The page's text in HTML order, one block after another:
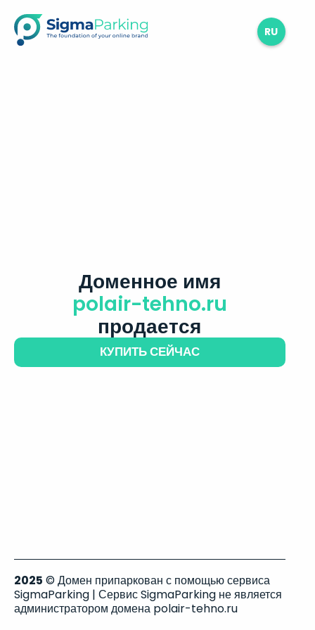
RU
Доменное имя
polair-tehno.ru
продается
КУПИТЬ СЕЙЧАС
2025 © Домен припаркован с помощью сервиса
SigmaParking | Сервис SigmaParking не является
администратором домена polair-tehno.ru